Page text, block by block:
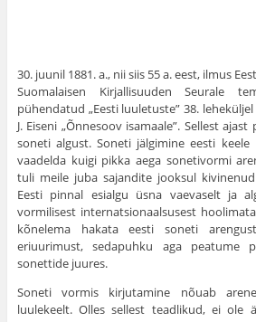
30. juunil 1881. a., nii siis 55 a. eest, ilmus
Suomalaisen Kirjallisuuden Seurale
pühendatud „Eesti luuletuste” 38.
J. Eiseni „Õnnesoov isamaale”. Sellest
soneti algust. Soneti jälgimine eesti
vaadelda kuigi pikka aega sonetivormi
tuli meile juba sajandite jooksul
Eesti pinnal esialgu üsna vaevaselt ja
vormilisest internatsionaalsusest
kõnelema hakata eesti soneti
eriuurimust, sedapuhku aga peatume
sonettide juures.
Soneti vormis kirjutamine nõuab
luulekeelt. Olles sellest teadlikud, ei ole